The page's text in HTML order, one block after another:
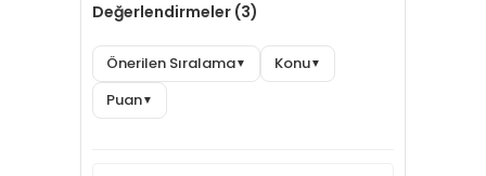
Değerlendirmeler (3)
Önerilen Sıralama▼ Konu▼
Puan▼